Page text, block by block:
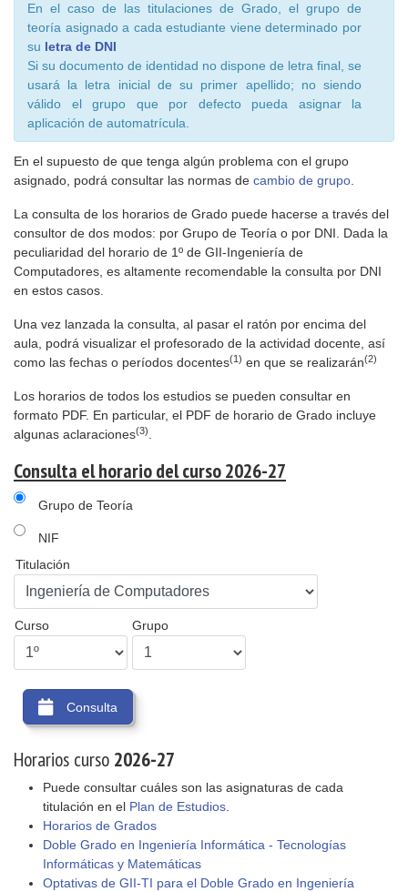
En el caso de las titulaciones de Grado, el grupo de
teoría asignado a cada estudiante viene determinado por
su letra de DNI
Si su documento de identidad no dispone de letra final, se
usará la letra inicial de su primer apellido; no siendo
válido el grupo que por defecto pueda asignar la
aplicación de automatrícula.
En el supuesto de que tenga algún problema con el grupo
asignado, podrá consultar las normas de cambio de grupo
La consulta de los horarios de Grado puede hacerse a través del
consultor de dos modos: por Grupo de Teoría o por DNI. Dada la
peculiaridad del horario de 1º de GII-Ingeniería de
Computadores, es altamente recomendable la consulta por DNI
en estos casos.
Una vez lanzada la consulta, al pasar el ratón por encima del
aula, podrá visualizar el profesorado de la actividad docente, así
como las fechas o períodos docentes(1) en que se realizarán(2)
Los horarios de todos los estudios se pueden consultar en
formato PDF. En particular, el PDF de horario de Grado incluye
algunas aclaraciones(3)
Consulta el horario del curso 2026-27
Grupo de Teoría
NIF
Titulación
Curso Grupo
Consulta
Horarios curso 2026-27
Puede consultar cuáles son las asignaturas de cada
titulación en el Plan de Estudios.
Horarios de Grados
Doble Grado en Ingeniería Informática - Tecnologías
Informáticas y Matemáticas
Optativas de GII-TI para el Doble Grado en Ingeniería